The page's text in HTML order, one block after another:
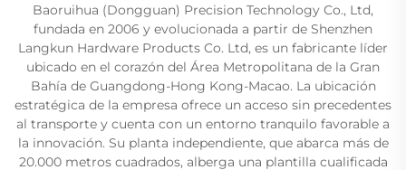
Baoruihua (Dongguan) Precision Technology Co., Ltd,
fundada en 2006 y evolucionada a partir de Shenzhen
Langkun Hardware Products Co. Ltd, es un fabricante líder
ubicado en el corazón del Área Metropolitana de la Gran
Bahía de Guangdong-Hong Kong-Macao. La ubicación
estratégica de la empresa ofrece un acceso sin precedentes
al transporte y cuenta con un entorno tranquilo favorable a
la innovación. Su planta independiente, que abarca más de
20.000 metros cuadrados, alberga una plantilla cualificada